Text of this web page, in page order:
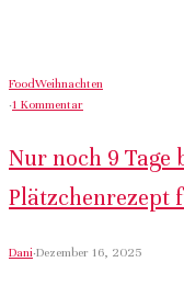
FoodWeihnachten
·1 Kommentar
Nur noch 9 Tage
Plätzchenrezept
Dani·Dezember 16, 2025